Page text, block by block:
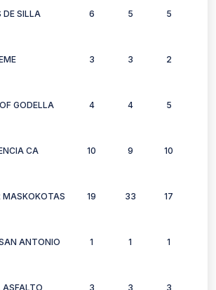
DE SILLA 6 5 5
3 3 2
GODELLA 4 4 5
CA 10 9 10
MASKOKOTAS 19 33 17
ANTONIO 1 1 1
ASFALTO 3 3 3